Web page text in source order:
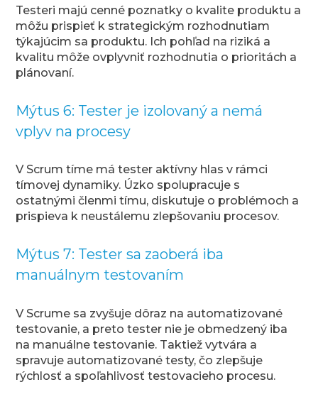
Testeri majú cenné poznatky o kvalite produktu a
môžu prispieť k strategickým rozhodnutiam
týkajúcim sa produktu. Ich pohľad na riziká a
kvalitu môže ovplyvniť rozhodnutia o prioritách a
plánovaní.
Mýtus 6: Tester je izolovaný a nemá
vplyv na procesy
V Scrum tíme má tester aktívny hlas v rámci
tímovej dynamiky. Úzko spolupracuje s
ostatnými členmi tímu, diskutuje o problémoch a
prispieva k neustálemu zlepšovaniu procesov.
Mýtus 7: Tester sa zaoberá iba
manuálnym testovaním
V Scrume sa zvyšuje dôraz na automatizované
testovanie, a preto tester nie je obmedzený iba
na manuálne testovanie. Taktiež vytvára a
spravuje automatizované testy, čo zlepšuje
rýchlosť a spoľahlivosť testovacieho procesu.